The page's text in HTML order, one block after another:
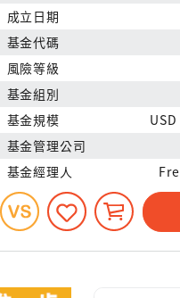
成立日期
基金代碼
風險等級
基金組別
基金規模
基金管理公司
基金經理人